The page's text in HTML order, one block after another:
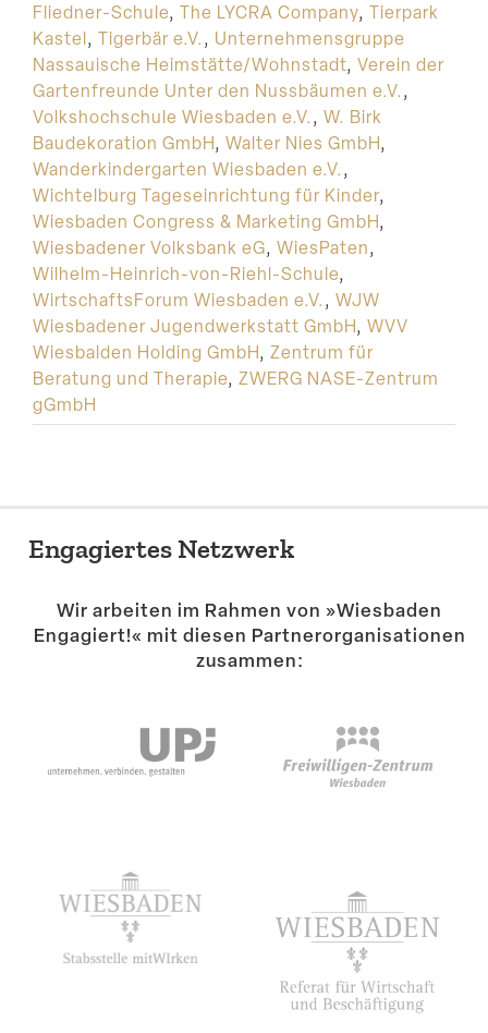
Fliedner-Schule, The LYCRA Company, Tierpark
Kastel, Tigerbär e.V., Unternehmensgruppe
Nassauische Heimstätte/Wohnstadt, Verein der
Gartenfreunde Unter den Nussbäumen e.V.,
Volkshochschule Wiesbaden e.V., W. Birk
Baudekoration GmbH, Walter Nies GmbH,
Wanderkindergarten Wiesbaden e.V.,
Wichtelburg Tageseinrichtung für Kinder,
Wiesbaden Congress & Marketing GmbH,
Wiesbadener Volksbank eG, WiesPaten,
Wilhelm-Heinrich-von-Riehl-Schule,
WirtschaftsForum Wiesbaden e.V., WJW
Wiesbadener Jugendwerkstatt GmbH, WVV
Wiesbalden Holding GmbH, Zentrum für
Beratung und Therapie, ZWERG NASE-Zentrum
gGmbH
Engagiertes Netzwerk
Wir arbeiten im Rahmen von »Wiesbaden
Engagiert!« mit diesen Partner­or­ga­ni­sa­tionen
zusammen: